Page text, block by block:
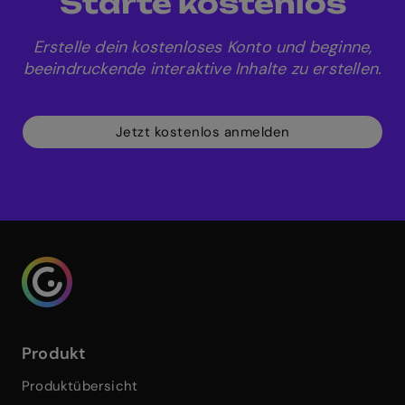
Entdecke unsere kostenlosen Quiz-Vorlagen
Erstelle dein kostenloses Konto und beginne,
beeindruckende interaktive Inhalte zu erstellen.
Jetzt kostenlos anmelden
Genialy home page
Produkt
Produktübersicht